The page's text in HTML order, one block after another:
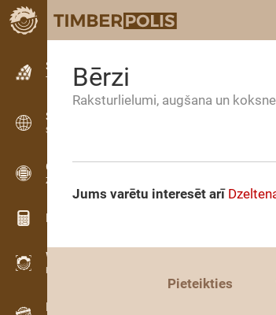
Sludinājumi
Teksta sludinājumi
Sludinājumi
Starptautiskie sludinājumi
OPTI-TIMB
Zāģēšanas shēmas
Koksnes kalkulatori
WoodProfi
Koksnes tilpums ar AI
Datu reģistrators
Bērzi
Raksturlielumi, augšana un
Jums varētu interesēt arī
Pieteikties